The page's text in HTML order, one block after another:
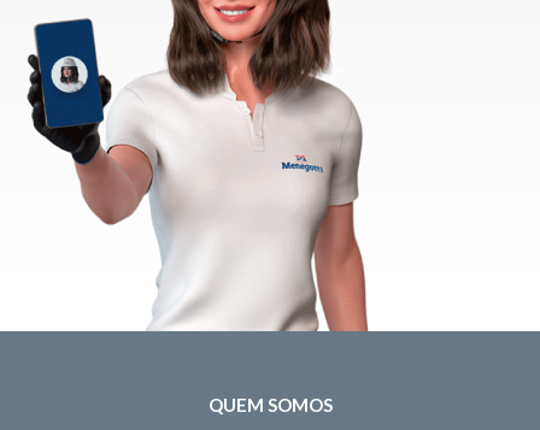
QUEM SOMOS